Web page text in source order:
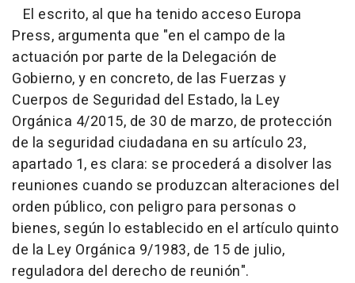
El escrito, al que ha tenido acceso Europa
Press, argumenta que "en el campo de la
actuación por parte de la Delegación de
Gobierno, y en concreto, de las Fuerzas y
Cuerpos de Seguridad del Estado, la Ley
Orgánica 4/2015, de 30 de marzo, de protección
de la seguridad ciudadana en su artículo 23,
apartado 1, es clara: se procederá a disolver las
reuniones cuando se produzcan alteraciones del
orden público, con peligro para personas o
bienes, según lo establecido en el artículo quinto
de la Ley Orgánica 9/1983, de 15 de julio,
reguladora del derecho de reunión".